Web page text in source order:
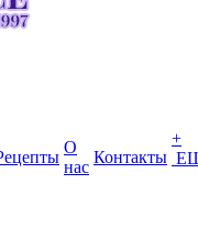
О
нас
Контакты
+